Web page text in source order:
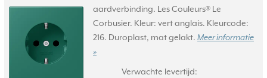
aardverbinding. Les Couleurs® Le
Corbusier. Kleur: vert anglais. Kleurcode:
216. Duroplast, mat gelakt. Meer informatie
»
Verwachte levertijd: